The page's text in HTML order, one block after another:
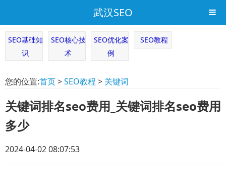
武汉SEO
SEO基础知
识
SEO核心技
术
SEO优化案
例
SEO教程
您的位置:首页>SEO教程 > 关键词
关键词排名seo费用_关键词排名seo费用
多少
2024-04-02 08:07:53